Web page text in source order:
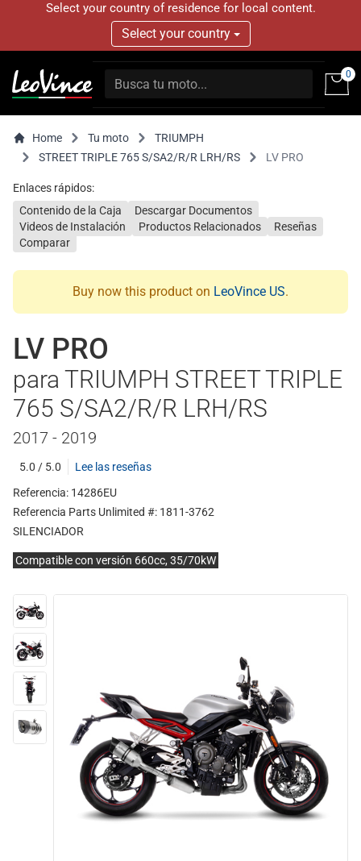
Select your country of residence for local content.
Select your country
0
Home Tu moto
TRIUMPH
STREET TRIPLE 765 S/SA2/R/R LRH/RS
LV PRO
Enlaces rápidos:
Contenido de la Caja
Descargar Documentos
Videos de Instalación
Productos Relacionados
Reseñas
Comparar
Buy now this product on LeoVince US.
LV PRO
para TRIUMPH STREET TRIPLE
765 S/SA2/R/R LRH/RS
2017 - 2019
5.0 / 5.0
Lee las reseñas
Referencia: 14286EU
Referencia Parts Unlimited #: 1811-3762
SILENCIADOR
Compatible con versión 660cc, 35/70kW